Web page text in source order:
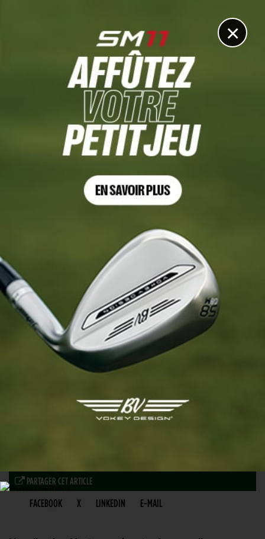
×
L’application du Masters permettra de suivre en direct
tous les coups au practice
1 AVRIL 2025
PARTAGER CET ARTICLE
FACEBOOK X LINKEDIN E-MAIL